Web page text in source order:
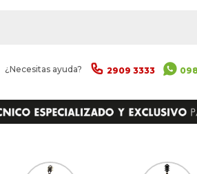
¿Necesitas ayuda? 2909 3333